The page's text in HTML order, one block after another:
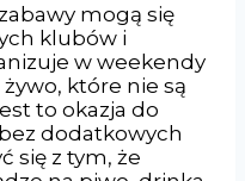
mogą się
klubów i
w weekendy
które nie są
to okazja do
dodatkowych
się z tym, że